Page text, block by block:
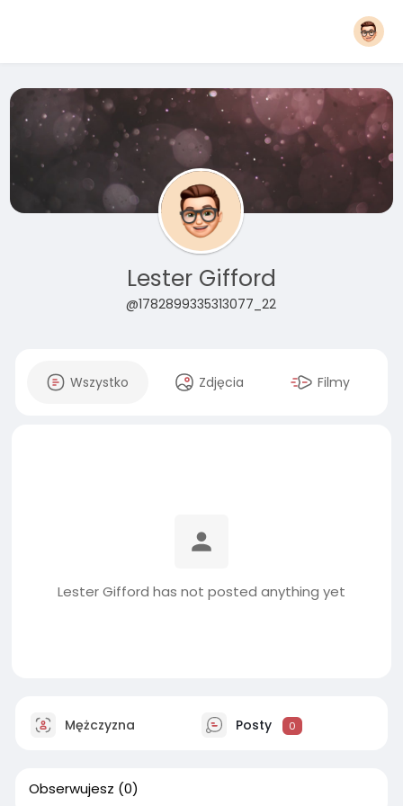
Lester Gifford
@1782899335313077_22
Wszystko Zdjęcia Filmy
Lester Gifford has not posted anything yet
Mężczyzna Posty 0
Obserwujesz (0)